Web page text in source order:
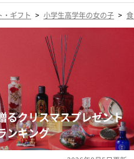
・ギフト > 小学生高学年の女の子 >
るクリスマスプレゼント
ンキング